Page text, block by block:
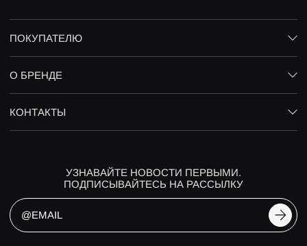
ПОКУПАТЕЛЮ
О БРЕНДЕ
КОНТАКТЫ
УЗНАВАЙТЕ НОВОСТИ ПЕРВЫМИ.
ПОДПИСЫВАЙТЕСЬ НА РАССЫЛКУ